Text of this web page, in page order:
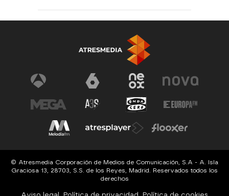
© Atresmedia Corporación de Medios de Comunicación, S.A - A. Isla
Graciosa 13, 28703, S.S. de los Reyes, Madrid. Reservados todos los
derechos